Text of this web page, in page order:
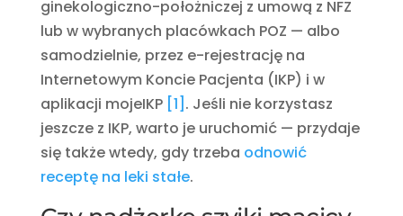
ginekologiczno-położniczej z umową z NFZ
lub w wybranych placówkach POZ — albo
samodzielnie, przez e-rejestrację na
Internetowym Koncie Pacjenta (IKP) i w
aplikacji mojeIKP [1] . Jeśli nie korzystasz
jeszcze z IKP, warto je uruchomić — przydaje
się także wtedy, gdy trzeba odnowić
receptę na leki stałe.